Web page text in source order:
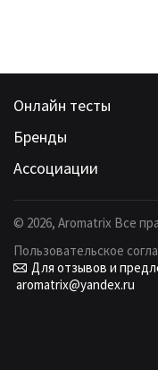
Онлайн тесты
Бренды
Ассоциации
© 2026, Aromatrix Все
Пользовательское
Для отзывов и
aromatrix@yandex.ru